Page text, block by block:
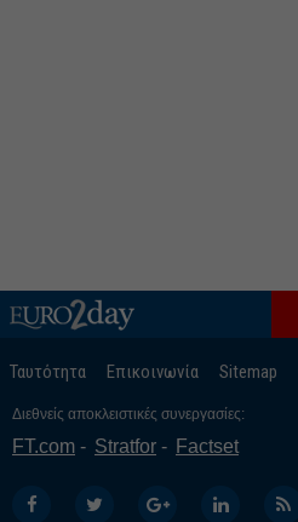
Ταυτότητα Επικοινωνία Sitemap
Διεθνείς αποκλειστικές συνεργασίες:
FT.com Stratfor Factset